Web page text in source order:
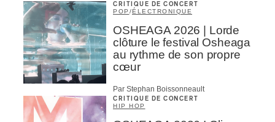
CRITIQUE DE CONCERT
POP /ÉLECTRONIQUE
OSHEAGA 2026 | Lorde
clôture le festival Osheaga
au rythme de son propre
cœur
Par Stephan Boissonneault
CRITIQUE DE CONCERT
HIP HOP